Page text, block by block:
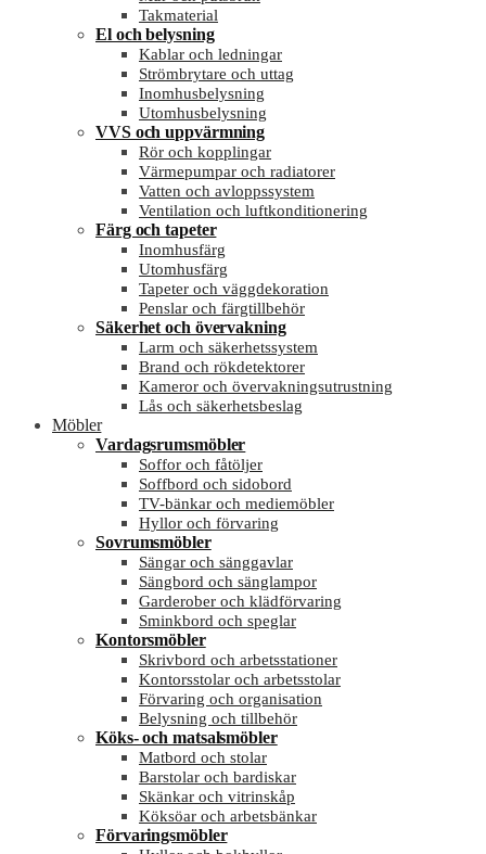
Takmaterial
El och belysning
Kablar och ledningar
Strömbrytare och uttag
Inomhusbelysning
Utomhusbelysning
VVS och uppvärmning
Rör och kopplingar
Värmepumpar och radiatorer
Vatten och avloppssystem
Ventilation och luftkonditionering
Färg och tapeter
Inomhusfärg
Utomhusfärg
Tapeter och väggdekoration
Penslar och färgtillbehör
Säkerhet och övervakning
Larm och säkerhetssystem
Brand och rökdetektorer
Kameror och övervakningsutrustning
Lås och säkerhetsbeslag
Möbler
Vardagsrumsmöbler
Soffor och fåtöljer
Soffbord och sidobord
TV-bänkar och mediemöbler
Hyllor och förvaring
Sovrumsmöbler
Sängar och sänggavlar
Sängbord och sänglampor
Garderober och klädförvaring
Sminkbord och speglar
Kontorsmöbler
Skrivbord och arbetsstationer
Kontorsstolar och arbetsstolar
Förvaring och organisation
Belysning och tillbehör
Köks- och matsalsmöbler
Matbord och stolar
Barstolar och bardiskar
Skänkar och vitrinskåp
Köksöar och arbetsbänkar
Förvaringsmöbler